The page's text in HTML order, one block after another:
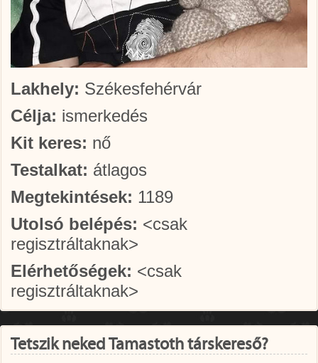
Lakhely: Székesfehérvár
Célja: ismerkedés
Kit keres: nő
Testalkat: átlagos
Megtekintések: 1189
Utolsó belépés: <csak
regisztráltaknak>
Elérhetőségek: <csak
regisztráltaknak>
Tetszik neked Tamastoth társkereső?